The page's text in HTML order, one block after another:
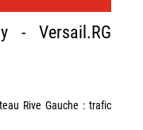
- Versail.RG
Rive Gauche : trafic